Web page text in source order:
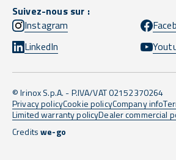
Suivez-nous sur :
Instagram
LinkedIn
© Irinox S.p.A. - P.IVA/VAT 02152370264
Privacy policyCookie policyCompany info
Limited warranty policyDealer commercial
Creditswe-go